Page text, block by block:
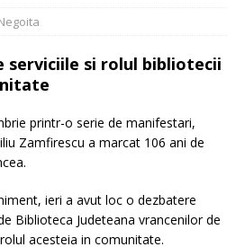
serviciile si rolul bibliotecii
printr-o serie de manifestari,
Zamfirescu a marcat 106 ani de
ieri a avut loc o dezbatere
Biblioteca Judeteana vrancenilor de
acesteia in comunitate.